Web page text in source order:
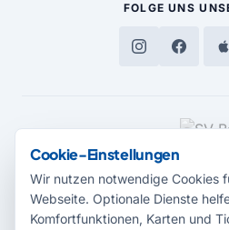
FOLGE UNS
MEDIENPARTNER
Cookie-Einstellungen
Wir nutzen notwendige Cookies
Webseite. Optionale Dienste
Komfortfunktionen, Karten und